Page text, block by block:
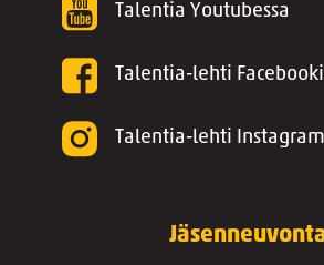
Talentia Youtubessa
Talentia-lehti
Talentia-lehti